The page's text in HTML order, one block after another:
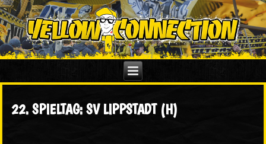
22. SPIELTAG: SV LIPPSTADT (H)